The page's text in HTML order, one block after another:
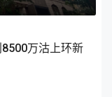
万沽上环新